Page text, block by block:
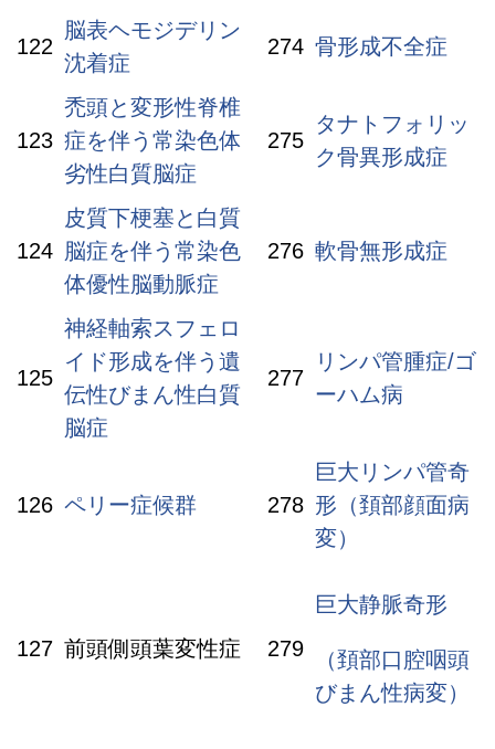
122
脳表ヘモジデリン
沈着症
274 骨形成不全症
123
禿頭と変形性脊椎
症を伴う常染色体
劣性白質脳症
275
タナトフォリッ
ク骨異形成症
124
皮質下梗塞と白質
脳症を伴う常染色
体優性脳動脈症
276 軟骨無形成症
125
神経軸索スフェロ
イド形成を伴う遺
伝性びまん性白質
脳症
277
リンパ管腫症/ゴ
ーハム病
126 ペリー症候群 278
巨大リンパ管奇
形（頚部顔面病
変）
127 前頭側頭葉変性症 279
巨大静脈奇形
（頚部口腔咽頭
びまん性病変）